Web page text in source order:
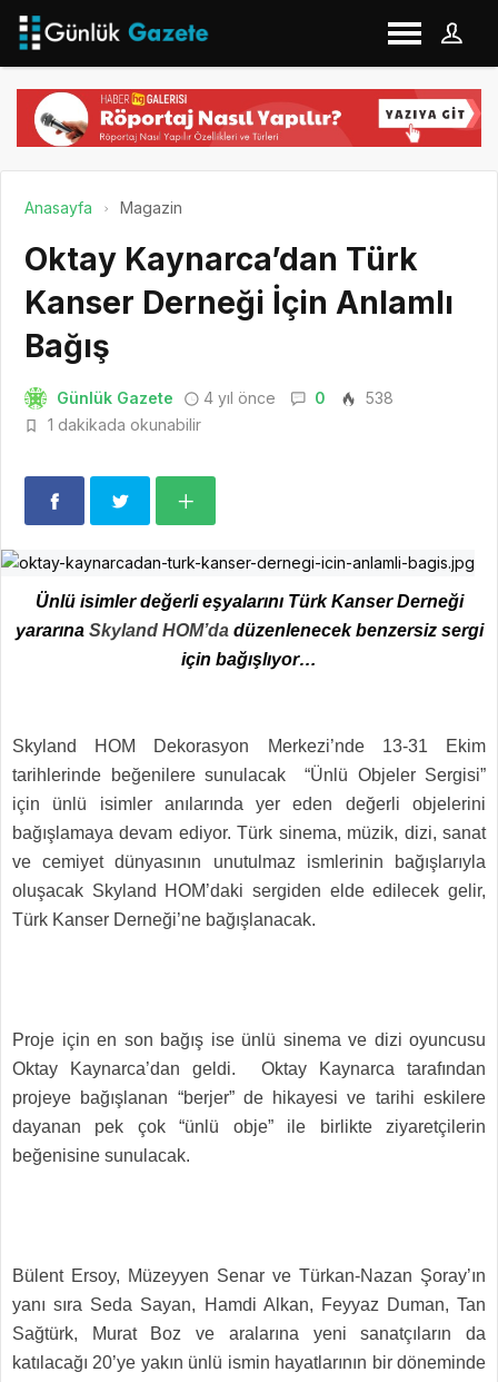
Anasayfa Magazin
Oktay Kaynarca’dan Türk
Kanser Derneği İçin Anlamlı
Bağış
Günlük Gazete 4 yıl önce 0
538
1 dakikada okunabilir
Ünlü isimler değerli eşyalarını Türk Kanser Derneği
yararına Skyland HOM’da düzenlenecek benzersiz sergi
için bağışlıyor…
Skyland HOM Dekorasyon Merkezi’nde 13-31 Ekim
tarihlerinde beğenilere sunulacak “Ünlü Objeler Sergisi”
için ünlü isimler anılarında yer eden değerli objelerini
bağışlamaya devam ediyor. Türk sinema, müzik, dizi, sanat
ve cemiyet dünyasının unutulmaz ismlerinin bağışlarıyla
oluşacak Skyland HOM’daki sergiden elde edilecek gelir,
Türk Kanser Derneği’ne bağışlanacak.
Proje için en son bağış ise ünlü sinema ve dizi oyuncusu
Oktay Kaynarca’dan geldi. Oktay Kaynarca tarafından
projeye bağışlanan “berjer” de hikayesi ve tarihi eskilere
dayanan pek çok “ünlü obje” ile birlikte ziyaretçilerin
beğenisine sunulacak.
Bülent Ersoy, Müzeyyen Senar ve Türkan-Nazan Şoray’ın
yanı sıra Seda Sayan, Hamdi Alkan, Feyyaz Duman, Tan
Sağtürk, Murat Boz ve aralarına yeni sanatçıların da
katılacağı 20’ye yakın ünlü ismin hayatlarının bir döneminde